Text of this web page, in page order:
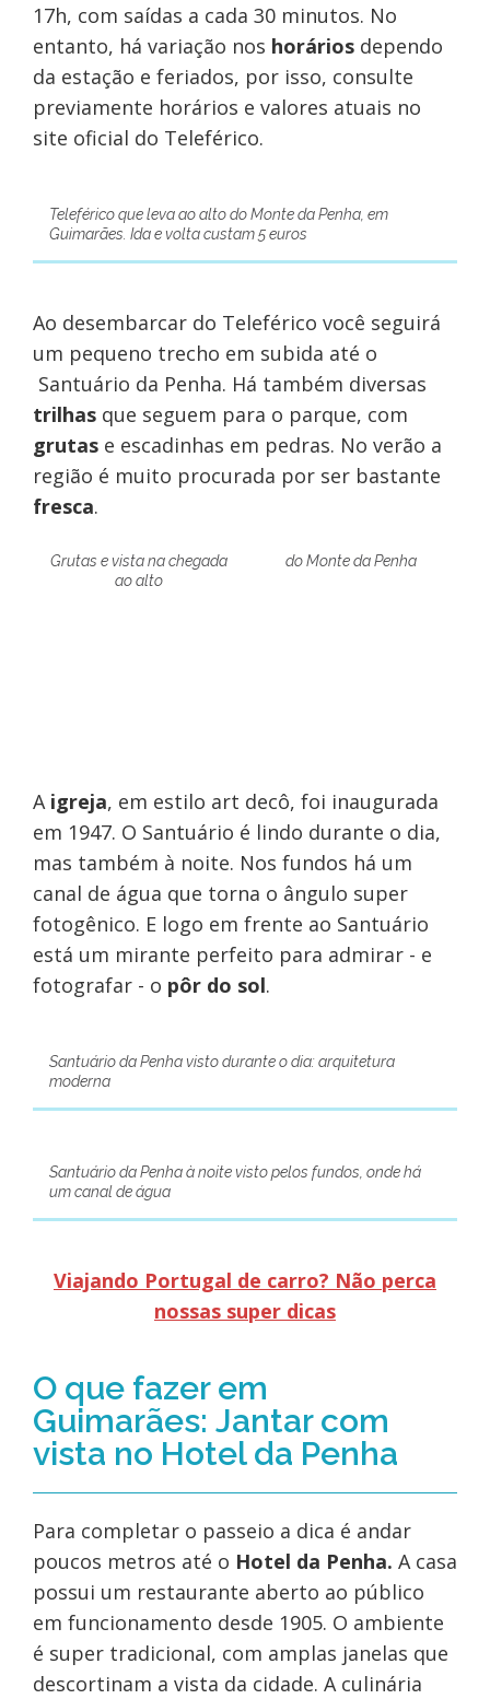
17h, com saídas a cada 30 minutos. No
entanto, há variação nos horáriosdependo
da estação e feriados, por isso, consulte
previamente horários e valores atuais no
site oficial do Teleférico.
Teleférico que leva ao alto do Monte da Penha, em
Guimarães. Ida e volta custam 5 euros
Ao desembarcar do Teleférico você seguirá
um pequeno trecho em subida até o
Santuário da Penha. Há também diversas
trilhasque seguem para o parque, com
grutase escadinhas em pedras. No verão a
região é muito procurada por ser bastante
fresca.
Grutas e vista na chegada
ao alto
do Monte da Penha
A igreja, em estilo art decô, foi inaugurada
em 1947. O Santuário é lindo durante o dia,
mas também à noite. Nos fundos há um
canal de água que torna o ângulo super
fotogênico. E logo em frente ao Santuário
está um mirante perfeito para admirar - e
fotografar - o pôr do sol.
Santuário da Penha visto durante o dia: arquitetura
moderna
Santuário da Penha à noite visto pelos fundos, onde há
um canal de água
Viajando Portugal de carro? Não perca
nossas super dicas
O que fazer em
Guimarães: Jantar com
vista no Hotel da Penha
Para completar o passeio a dica é andar
poucos metros até o Hotel da Penha. A casa
possui um restaurante aberto ao público
em funcionamento desde 1905. O ambiente
é super tradicional, com amplas janelas que
descortinam a vista da cidade. A culinária